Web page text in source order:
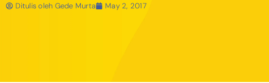
Ditulis oleh Gede Murta May 2, 2017